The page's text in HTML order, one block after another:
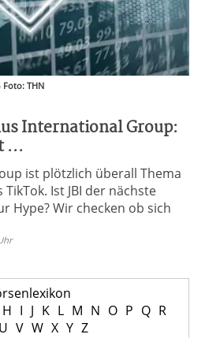
Foto: THN
International Group:
...
ist plötzlich überall Thema
Ist JBI der nächste
Hype? Wir checken ob sich
H I J K L M N O P Q R
U V W X Y Z